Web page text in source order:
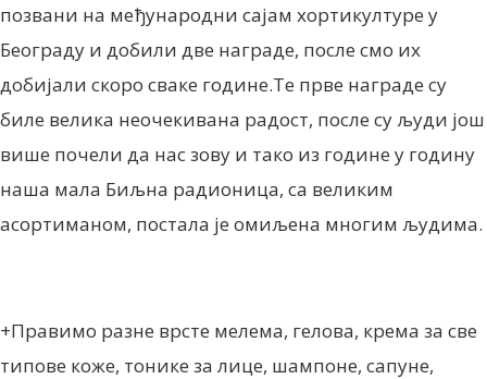
позвани на међународни сајам хортикултуре у
Београду и добили две награде, после смо их
добијали скоро сваке године.Те прве награде су
биле велика неочекивана радост, после су људи још
више почели да нас зову и тако из године у годину
наша мала Биљна радионица, са великим
асортиманом, постала је омиљена многим људима.
+Правимо разне врсте мелема, гелова, крема за све
типове коже, тонике за лице, шампоне, сапуне,